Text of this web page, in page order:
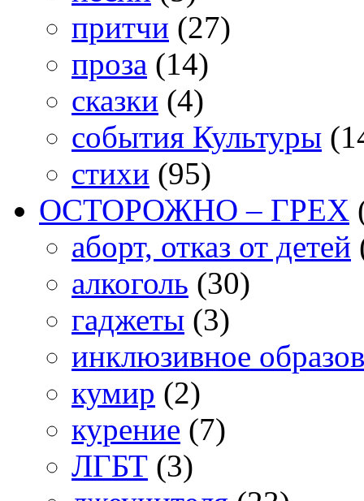
притчи (27)
проза (14)
сказки (4)
события Культуры
стихи (95)
ОСТОРОЖНО – ГРЕХ
аборт, отказ от детей
алкоголь (30)
гаджеты (3)
инклюзивное
кумир (2)
курение (7)
ЛГБТ (3)